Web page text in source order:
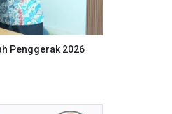
Penggerak 2026